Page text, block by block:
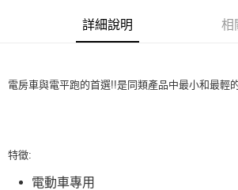
每筆NT$60，滿NT$3,000(含以上)免運費
詳細說明 相
電房車與電平跑的首選!!是同類產品中最小和最輕
特徵:
電動車專用